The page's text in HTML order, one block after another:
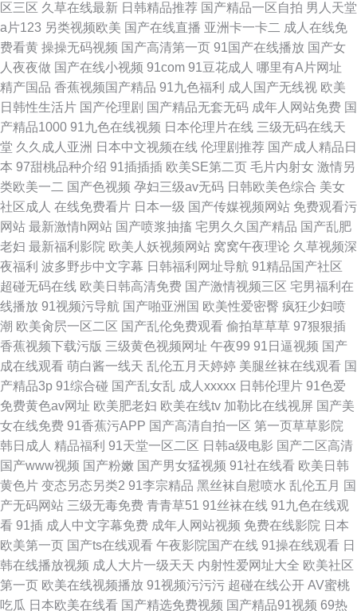
区三区 久草在线最新 日韩精品推荐 国产精品一区自拍 男人天堂
a片123 另类视频欧美 国产在线直播 亚洲卡一卡二 成人在线免
费看黄 操操无码视频 国产高清第一页 91国产在线播放 国产女
人夜夜做 国产在线小视频 91com 91豆花成人 哪里有A片网址
精产国品 香蕉视频国产精品 91九色福利 成人国产无线视 欧美
日韩性生活片 国产伦理剧 国产精品无套无码 成年人网站免费 国
产精品1000 91九色在线视频 日本伦理片在线 三级无码在线天
堂 久久成人亚洲 日本中文视频在线 伦理剧推荐 国产成人精品日
本 97甜桃品种介绍 91插插插 欧美SE第二页 毛片内射女 激情另
类欧美一二 国产色视频 孕妇三级av无码 日韩欧美色综合 美女
社区成人 在线免费看片 日本一级 国产传媒视频网站 免费观看污
网站 最新激情h网站 国产喷浆抽搐 宅男久久国产精品 国产乱肥
老妇 最新福利影院 欧美人妖视频网站 窝窝午夜理论 久草视频深
夜福利 波多野步中文字幕 日韩福利网址导航 91精品国产社区
超碰无码在线 欧美日韩高清免费 国产激情视频三区 宅男福利在
线播放 91视频污导航 国产啪亚洲国 欧美性爱密臀 疯狂少妇喷
潮 欧美肏屄一区二区 国产乱伦免费观看 偷拍草草草 97狠狠插
香蕉视频下载污版 三级黄色视频网址 午夜99 91日逼视频 国产
成在线观看 萌白酱一线天 乱伦五月天婷婷 美腿丝袜在线观看 国
产精品3p 91综合碰 国产乱女乱 成人xxxxx 日韩伦理片 91色爱
免费黄色av网址 欧美肥老妇 欧美在线tv 加勒比在线视屏 国产美
女在线免费 91香蕉污APP 国产高清自拍一区 第一页草草影院
韩日成人 精品福利 91天堂一区二区 日韩a级电影 国产二区高清
国产www视频 国产粉嫩 国产男女猛视频 91社在线看 欧美日韩
黄色片 变态另态另类2 91李宗精品 黑丝袜自慰喷水 乱伦五月 国
产无码网站 三级无毒免费 青青草51 91丝袜在线 91九色在线观
看 91插 成人中文字幕免费 成年人网站视频 免费在线影院 日本
欧美第一页 国产ts在线观看 午夜影院国产在线 91操在线观看 日
韩在线播放视频 成人大片一级天天 内射性爱网址大全 欧美社区
第一页 欧美在线视频播放 91视频污污污 超碰在线公开 AV蜜桃
吃瓜 日本欧美在线看 国产精选免费视频 国产精品91视频 69热